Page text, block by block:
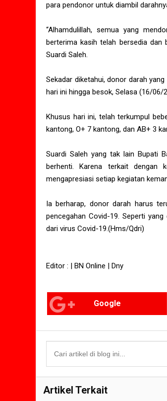
para pendonor untuk diambil
“Alhamdulillah, semua yang
berterima kasih telah bersedia dan
Suardi Saleh.
Sekadar diketahui, donor darah
hari ini hingga besok, Selasa (16/06/
Khusus hari ini, telah terkumpul
kantong, O+ 7 kantong, dan AB+ 3
Suardi Saleh yang tak lain Bupati
berhenti. Karena terkait dengan
mengapresiasi setiap kegiatan
Ia berharap, donor darah harus
pencegahan Covid-19. Seperti
dari virus Covid-19.(Hms/Qdri)
Editor : | BN Online | Dny
Google
Artikel Terkait